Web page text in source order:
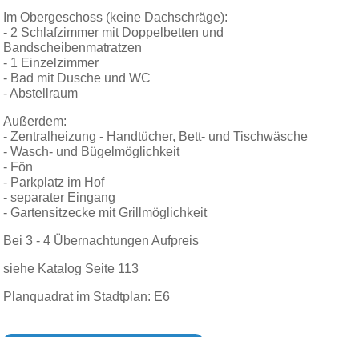
Im Obergeschoss (keine Dachschräge):
- 2 Schlafzimmer mit Doppelbetten und
Bandscheibenmatratzen
- 1 Einzelzimmer
- Bad mit Dusche und WC
- Abstellraum
Außerdem:
- Zentralheizung - Handtücher, Bett- und Tischwäsche
- Wasch- und Bügelmöglichkeit
- Fön
- Parkplatz im Hof
- separater Eingang
- Gartensitzecke mit Grillmöglichkeit
Bei 3 - 4 Übernachtungen Aufpreis
siehe Katalog Seite 113
Planquadrat im Stadtplan: E6